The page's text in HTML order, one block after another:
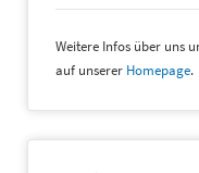
Weitere Infos über uns
auf unserer Homepage.